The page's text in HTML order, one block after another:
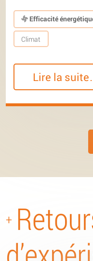
Efficacité
Climat
Lire la
+